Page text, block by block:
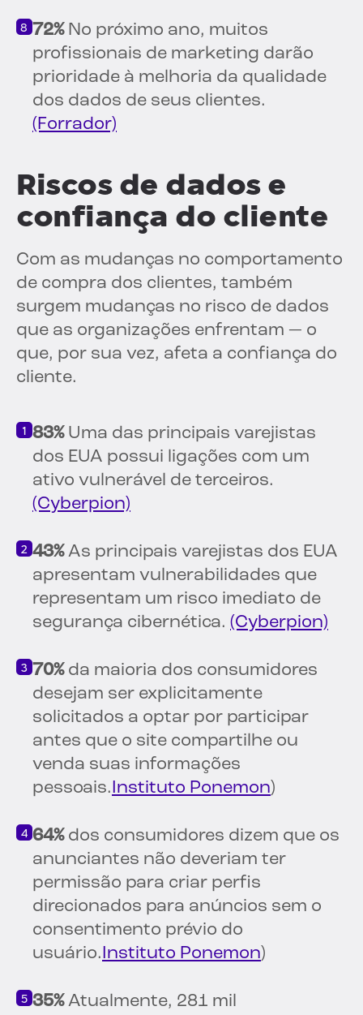
72%No próximo ano, muitos
profissionais de marketing darão
prioridade à melhoria da qualidade
dos dados de seus clientes.
(Forrador)
Riscos de dados e
confiança do cliente
Com as mudanças no comportamento
de compra dos clientes, também
surgem mudanças no risco de dados
que as organizações enfrentam — o
que, por sua vez, afeta a confiança do
cliente.
83%Uma das principais varejistas
dos EUA possui ligações com um
ativo vulnerável de terceiros.
(Cyberpion)
43%As principais varejistas dos EUA
apresentam vulnerabilidades que
representam um risco imediato de
segurança cibernética. (Cyberpion)
70%da maioria dos consumidores
desejam ser explicitamente
solicitados a optar por participar
antes que o site compartilhe ou
venda suas informações
pessoais.Instituto Ponemon)
64%dos consumidores dizem que os
anunciantes não deveriam ter
permissão para criar perfis
direcionados para anúncios sem o
consentimento prévio do
usuário.Instituto Ponemon)
35%Atualmente, 281 mil